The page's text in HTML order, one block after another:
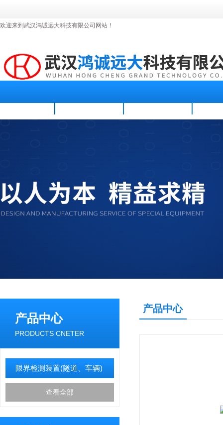
欢迎来到武汉鸿诚远大科技有限公司网站！
产品中心
PRODUCTS CNETER
限界检测装置(隧道、车辆)
查看全部
产品中心